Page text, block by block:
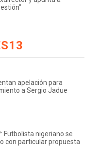
apelación para
a Sergio Jadue
Futbolista nigeriano se
con particular propuesta